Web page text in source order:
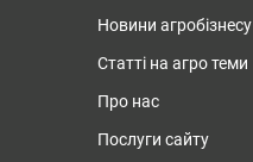
Новини агробізнесу
Статті на агро теми
Про нас
Послуги сайту